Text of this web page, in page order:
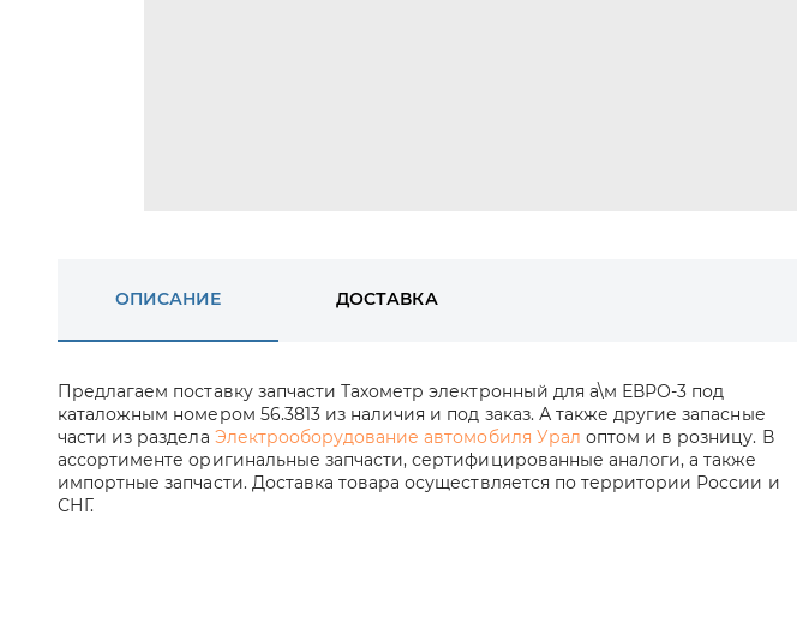
ОПИСАНИЕ ДОСТАВКА
Предлагаем поставку запчасти Тахометр электронный для а\м ЕВРО-3 под
каталожным номером 56.3813 из наличия и под заказ. А также другие запасные
части из раздела Электрооборудование автомобиля Урал оптом и в розницу. В
ассортименте оригинальные запчасти, сертифицированные аналоги, а также
импортные запчасти. Доставка товара осуществляется по территории России и
СНГ.